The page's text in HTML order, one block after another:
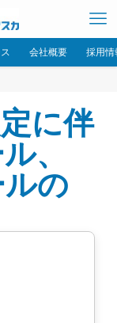
会社概要 採用情
に伴
、
の